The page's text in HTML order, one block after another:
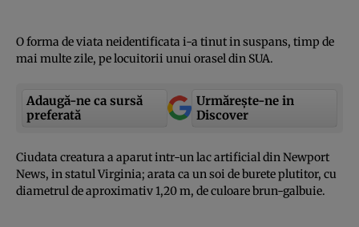
O forma de viata neidentificata i-a tinut in suspans, timp de
mai multe zile, pe locuitorii unui orasel din SUA.
Adaugă-ne ca sursă
preferată
Urmărește-ne in
Discover
Ciudata creatura a aparut intr-un lac artificial din Newport
News, in statul Virginia; arata ca un soi de burete plutitor, cu
diametrul de aproximativ 1,20 m, de culoare brun-galbuie.